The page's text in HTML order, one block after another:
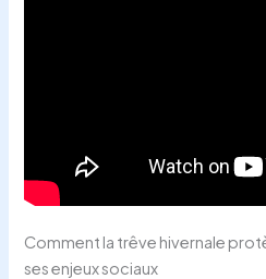
Comment la trêve hivernale
ses enjeux sociaux